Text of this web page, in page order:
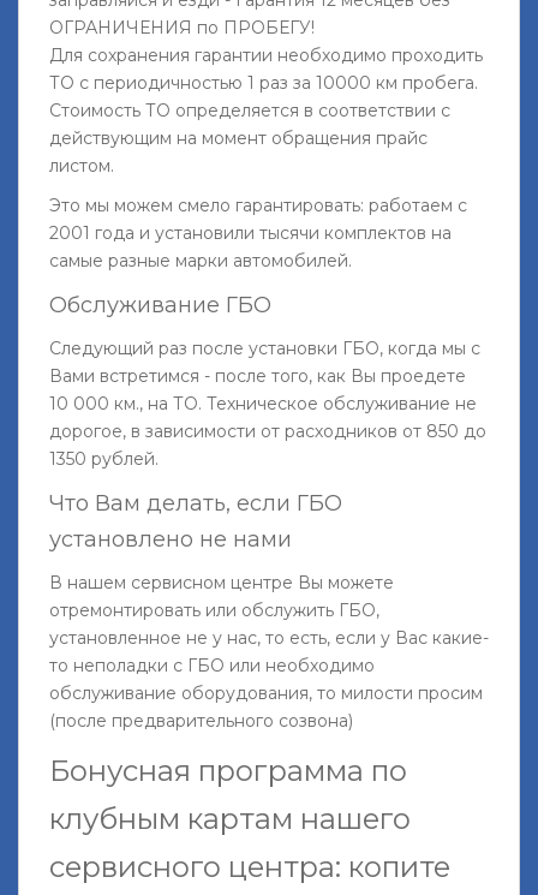
ОГРАНИЧЕНИЯ по ПРОБЕГУ!
Для сохранения гарантии необходимо проходить
ТО с периодичностью 1 раз за 10000 км пробега.
Стоимость ТО определяется в соответствии с
действующим на момент обращения прайс
листом.
Это мы можем смело гарантировать: работаем с
2001 года и установили тысячи комплектов на
самые разные марки автомобилей.
Обслуживание ГБО
Следующий раз после установки ГБО, когда мы с
Вами встретимся - после того, как Вы проедете
10 000 км., на ТО. Техническое обслуживание не
дорогое, в зависимости от расходников от 850 до
1350 рублей.
Что Вам делать, если ГБО
установлено не нами
В нашем сервисном центре Вы можете
отремонтировать или обслужить ГБО,
установленное не у нас, то есть, если у Вас какие-
то неполадки с ГБО или необходимо
обслуживание оборудования, то милости просим
(после предварительного созвона)
Бонусная программа по
клубным картам нашего
сервисного центра: копите